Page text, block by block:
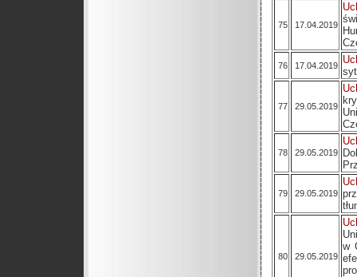
75 17.04.2019
76 17.04.2019
77 29.05.2019
78 29.05.2019
79 29.05.2019
80 29.05.2019
w